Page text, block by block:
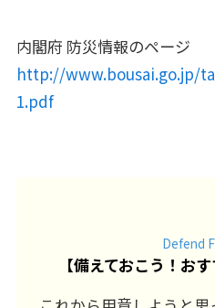
内閣府 防災情報のページ
http://www.bousai.go.jp/
1.pdf
Defend
【備えておこう！お